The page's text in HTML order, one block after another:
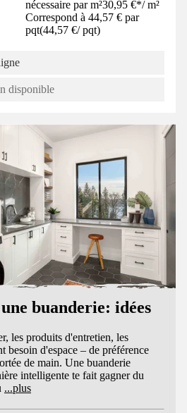
nécessaire par m²30,95 €*/ m²
Correspond à 44,57 € par
pqt(44,57 €/ pqt)
disponible
buanderie: idées
les produits d'entretien, les
besoin d'espace – de préférence
de main. Une buanderie
intelligente te fait gagner du
...plus